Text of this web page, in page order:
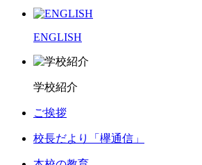
ENGLISH
学校紹介
ご挨拶
校長だより「欅通信」